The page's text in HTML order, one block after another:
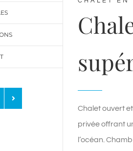
Chalet ouvert
privée offrant
l’océan.